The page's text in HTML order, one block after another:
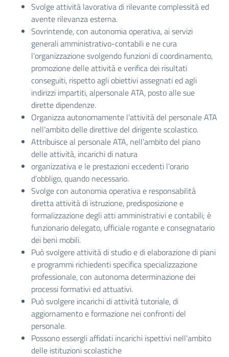
Svolge attività lavorativa di rilevante complessità ed
avente rilevanza esterna.
Sovrintende, con autonomia operativa, ai servizi
generali amministrativo-contabili e ne cura
l’organizzazione svolgendo funzioni di coordinamento,
promozione delle attività e verifica dei risultati
conseguiti, rispetto agli obiettivi assegnati ed agli
indirizzi impartiti, alpersonale ATA, posto alle sue
dirette dipendenze.
Organizza autonomamente l’attività del personale ATA
nell’ambito delle direttive del dirigente scolastico.
Attribuisce al personale ATA, nell’ambito del piano
delle attività, incarichi di natura
organizzativa e le prestazioni eccedenti l’orario
d’obbligo, quando necessario.
Svolge con autonomia operativa e responsabilità
diretta attività di istruzione, predisposizione e
formalizzazione degli atti amministrativi e contabili; è
funzionario delegato, ufficiale rogante e consegnatario
dei beni mobili.
Può svolgere attività di studio e di elaborazione di piani
e programmi richiedenti specifica specializzazione
professionale, con autonoma determinazione dei
processi formativi ed attuativi.
Può svolgere incarichi di attività tutoriale, di
aggiornamento e formazione nei confronti del
personale.
Possono essergli affidati incarichi ispettivi nell’ambito
delle istituzioni scolastiche